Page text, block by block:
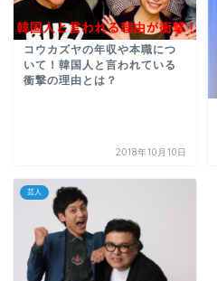
コウカズヤの年収や本職につ
いて！韓国人と言われている
衝撃の理由とは？
2018年10月10日
芸人